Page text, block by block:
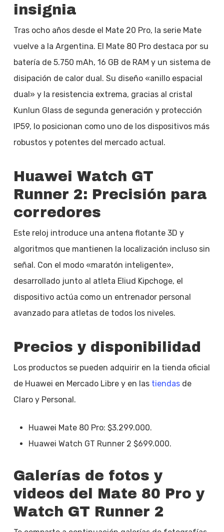
insignia
Tras ocho años desde el Mate 20 Pro, la serie Mate
vuelve a la Argentina. El Mate 80 Pro destaca por su
batería de 5.750 mAh, 16 GB de RAM y un sistema de
disipación de calor dual. Su diseño «anillo espacial
dual» y la resistencia extrema, gracias al cristal
Kunlun Glass de segunda generación y protección
IP59, lo posicionan como uno de los dispositivos más
robustos y potentes del mercado actual.
Huawei Watch GT
Runner 2: Precisión para
corredores
Este reloj introduce una antena flotante 3D y
algoritmos que mantienen la localización incluso sin
señal. Con el modo «maratón inteligente»,
desarrollado junto al atleta Eliud Kipchoge, el
dispositivo actúa como un entrenador personal
avanzado para atletas de todos los niveles.
Precios y disponibilidad
Los productos se pueden adquirir en la tienda oficial
de Huawei en Mercado Libre y en las tiendasde
Claro y Personal.
Huawei Mate 80 Pro: $3.299.000.
Huawei Watch GT Runner 2 $699.000.
Galerías de fotos y
videos del Mate 80 Pro y
Watch GT Runner 2